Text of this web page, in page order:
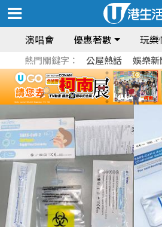
演唱會 優惠著數 玩樂
熱門關鍵字： 公屋熱話 娛樂新